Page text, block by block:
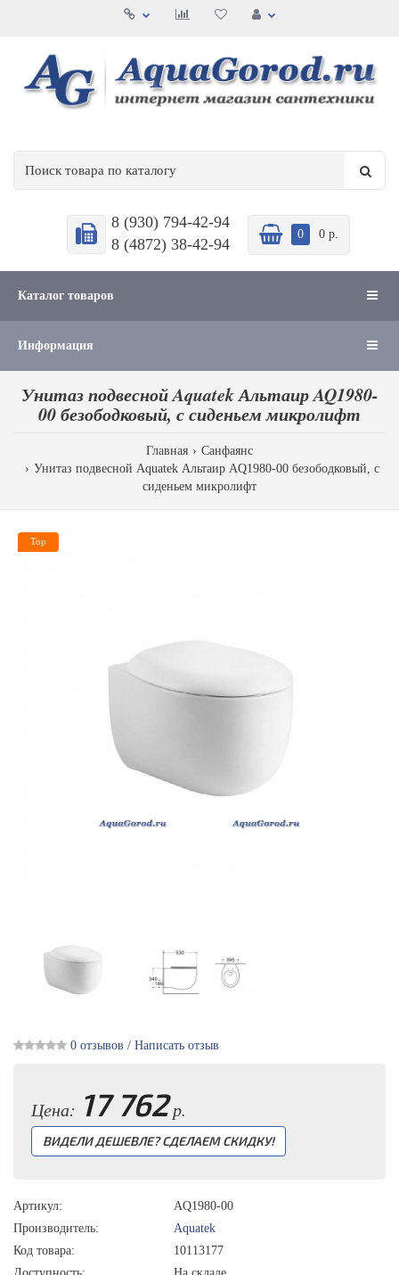
8 (930) 794-42-94
8 (4872) 38-42-94
0 0 р.
Каталог товаров
Информация
Унитаз подвесной Aquatek Альтаир AQ1980-
00 безободковый, с сиденьем микролифт
Главная
Санфаянс
Унитаз подвесной Aquatek Альтаир AQ1980-00 безободковый, с
сиденьем микролифт
Top
0 отзывов / Написать отзыв
Цена: 17 762р.
ВИДЕЛИ ДЕШЕВЛЕ? СДЕЛАЕМ СКИДКУ!
Артикул:
AQ1980-00
Производитель:
Aquatek
Код товара:
10113177